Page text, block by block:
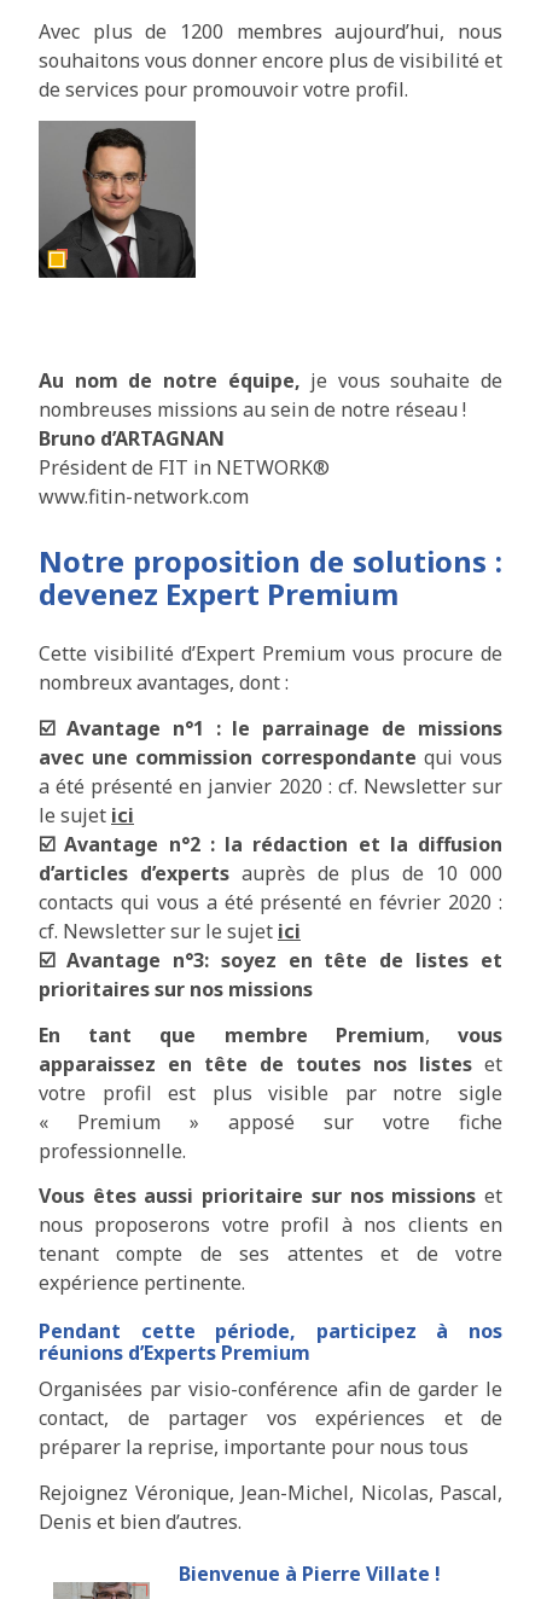
Avec plus de 1200 membres aujourd’hui, nous
souhaitons vous donner encore plus de visibilité et
de services pour promouvoir votre profil.
Au nom de notre équipe, je vous souhaite de
nombreuses missions au sein de notre réseau !
Bruno d’ARTAGNAN
Président de FIT in NETWORK®
www.fitin-network.com
Notre proposition de solutions :
devenez Expert Premium
Cette visibilité d’Expert Premium vous procure de
nombreux avantages, dont :
☑️ Avantage n°1 : le parrainage de missions
avec une commission correspondante qui vous
a été présenté en janvier 2020 : cf. Newsletter sur
le sujet ici
☑️ Avantage n°2 : la rédaction et la diffusion
d’articles d’experts auprès de plus de 10 000
contacts qui vous a été présenté en février 2020 :
cf. Newsletter sur le sujet ici
☑️ Avantage n°3: soyez en tête de listes et
prioritaires sur nos missions
En tant que membre Premium, vous
apparaissez en tête de toutes nos listes et
votre profil est plus visible par notre sigle
« Premium » apposé sur votre fiche
professionnelle.
Vous êtes aussi prioritaire sur nos missions et
nous proposerons votre profil à nos clients en
tenant compte de ses attentes et de votre
expérience pertinente.
Pendant cette période, participez à nos
réunions d’Experts Premium
Organisées par visio-conférence afin de garder le
contact, de partager vos expériences et de
préparer la reprise, importante pour nous tous
Rejoignez Véronique, Jean-Michel, Nicolas, Pascal,
Denis et bien d’autres.
Bienvenue à Pierre Villate !